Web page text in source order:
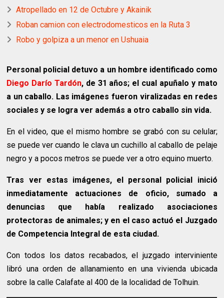
Atropellado en 12 de Octubre y Akainik
Roban camion con electrodomesticos en la Ruta 3
Robo y golpiza a un menor en Ushuaia
Personal policial detuvo a un hombre identificado como
Diego Darío Tardón, de 31 años; el cual apuñalo y mato
a un caballo. Las imágenes fueron viralizadas en redes
sociales y se logra ver además a otro caballo sin vida.
En el video, que el mismo hombre se grabó con su celular;
se puede ver cuando le clava un cuchillo al caballo de pelaje
negro y a pocos metros se puede ver a otro equino muerto.
Tras ver estas imágenes, el personal policial inició
inmediatamente actuaciones de oficio, sumado a
denuncias que había realizado asociaciones
protectoras de animales; y en el caso actuó el Juzgado
de Competencia Integral de esta ciudad.
Con todos los datos recabados, el juzgado interviniente
libró una orden de allanamiento en una vivienda ubicada
sobre la calle Calafate al 400 de la localidad de Tolhuin.